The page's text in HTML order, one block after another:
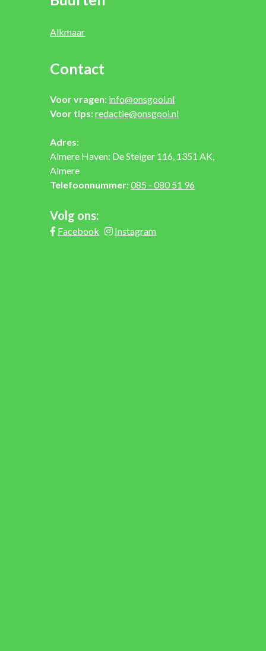
Alkmaar
Contact
Voor vragen: info@onsgooi.nl
Voor tips:redactie@onsgooi.nl
Adres:
Almere Haven: De Steiger 116, 1351 AK,
Almere
Telefoonnummer:085 - 080 51 96
Volg ons:
Facebook Instagram